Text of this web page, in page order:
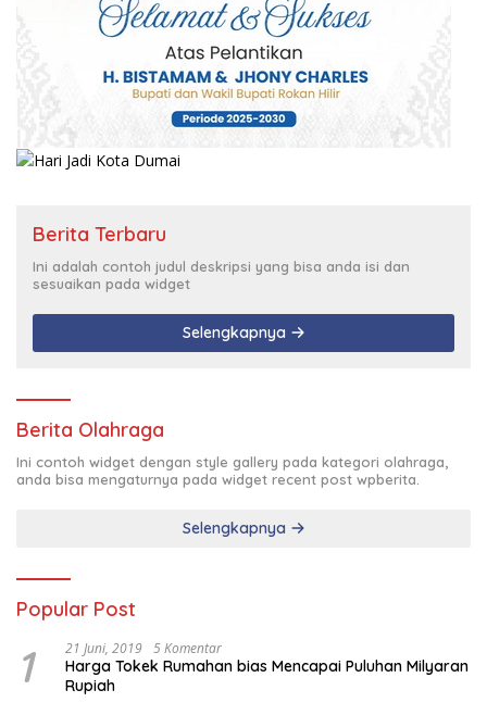
Berita Terbaru
Ini adalah contoh judul deskripsi yang bisa anda isi dan
sesuaikan pada widget
Selengkapnya
Berita Olahraga
Ini contoh widget dengan style gallery pada kategori olahraga,
anda bisa mengaturnya pada widget recent post wpberita.
Selengkapnya
Popular Post
1 21 Juni, 2019 5 Komentar
Harga Tokek Rumahan bias Mencapai Puluhan Milyaran
Rupiah